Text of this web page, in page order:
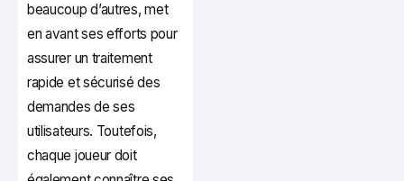
beaucoup d’autres, met
en avant ses efforts pour
assurer un traitement
rapide et sécurisé des
demandes de ses
utilisateurs. Toutefois,
chaque joueur doit